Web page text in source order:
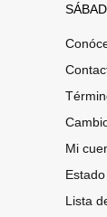
Mi
Lista